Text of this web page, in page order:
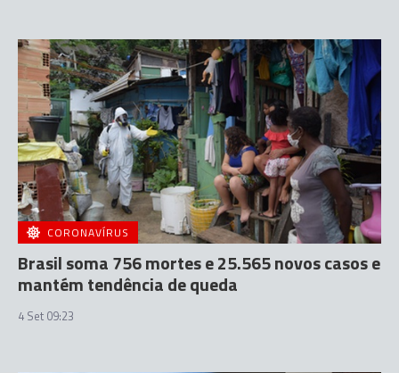
CORONAVÍRUS
Brasil soma 756 mortes e 25.565 novos casos e
mantém tendência de queda
4 Set 09:23